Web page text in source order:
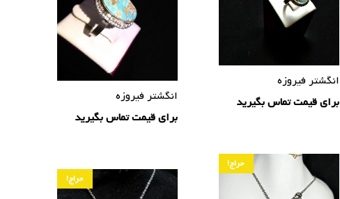
انگشتر فیروزه
برای قیمت تماس بگیرید
انگشتر فیروزه
برای قیمت تماس بگیرید
حراج!
حراج!